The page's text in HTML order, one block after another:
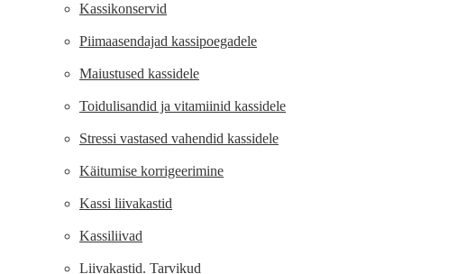
Kassikonservid
Piimaasendajad kassipoegadele
Maiustused kassidele
Toidulisandid ja vitamiinid kassidele
Stressi vastased vahendid kassidele
Käitumise korrigeerimine
Kassi liivakastid
Kassiliivad
Liivakastid. Tarvikud